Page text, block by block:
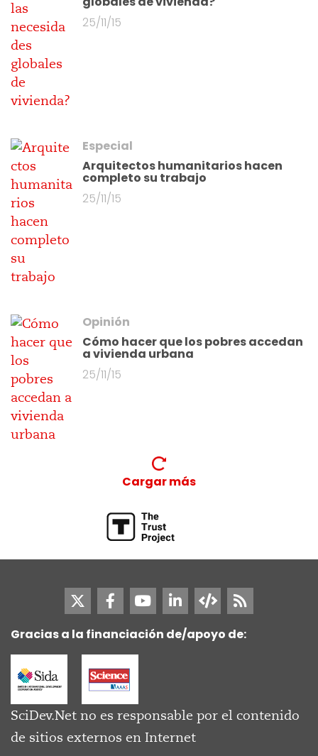
25/11/15
Especial
Arquitectos humanitarios hacen
completo su trabajo
25/11/15
Opinión
Cómo hacer que los pobres accedan
a vivienda urbana
25/11/15
Cargar más
Gracias a la financiación de/apoyo de:
SciDev.Net no es responsable por el contenido
de sitios externos en Internet